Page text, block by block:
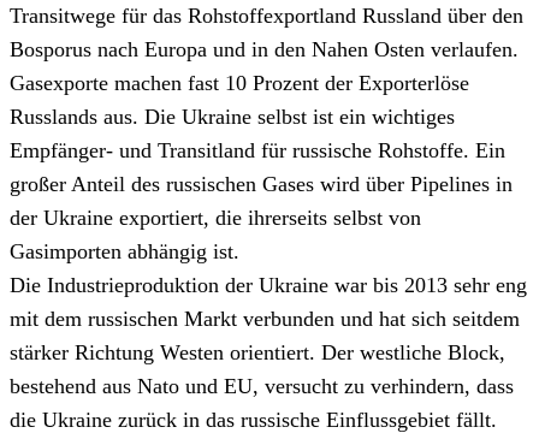
Transitwege für das Rohstoffexportland Russland über den
Bosporus nach Europa und in den Nahen Osten verlaufen.
Gasexporte machen fast 10 Prozent der Exporterlöse
Russlands aus. Die Ukraine selbst ist ein wichtiges
Empfänger- und Transitland für russische Rohstoffe. Ein
großer Anteil des russischen Gases wird über Pipelines in
der Ukraine exportiert, die ihrerseits selbst von
Gasimporten abhängig ist.
Die Industrieproduktion der Ukraine war bis 2013 sehr eng
mit dem russischen Markt verbunden und hat sich seitdem
stärker Richtung Westen orientiert. Der westliche Block,
bestehend aus Nato und EU, versucht zu verhindern, dass
die Ukraine zurück in das russische Einflussgebiet fällt.